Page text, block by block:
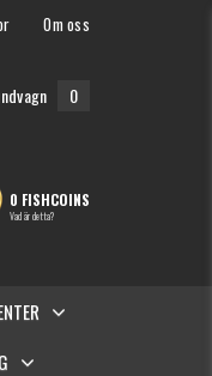
Om oss
0
0 FISHCOINS
Vad är detta?